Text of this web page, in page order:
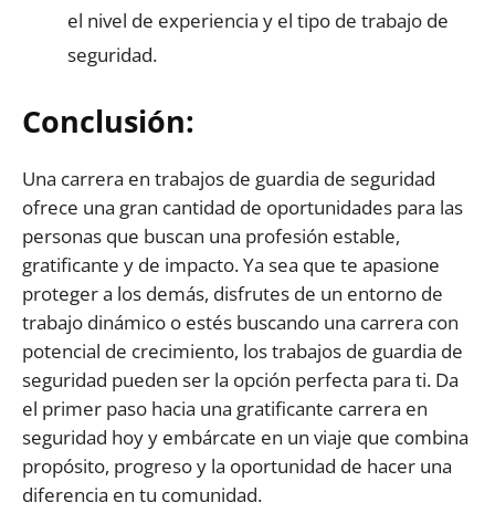
el nivel de experiencia y el tipo de trabajo de
seguridad.
Conclusión:
Una carrera en trabajos de guardia de seguridad
ofrece una gran cantidad de oportunidades para las
personas que buscan una profesión estable,
gratificante y de impacto. Ya sea que te apasione
proteger a los demás, disfrutes de un entorno de
trabajo dinámico o estés buscando una carrera con
potencial de crecimiento, los trabajos de guardia de
seguridad pueden ser la opción perfecta para ti. Da
el primer paso hacia una gratificante carrera en
seguridad hoy y embárcate en un viaje que combina
propósito, progreso y la oportunidad de hacer una
diferencia en tu comunidad.